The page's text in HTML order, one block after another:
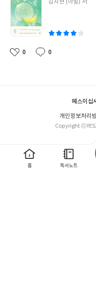
력이다. 책을 덮고 나면 마음속에 묘한 진동이 남는다. 불편함과 사
랑스러움, 현실과 환상이 뒤
말로 아밀의 작품을 특별하
새로운 공기 속에서 문학을
글
김지현 (아밀) 저
좋
0
댓
0
작
홈 독서노트
예스이십
개인정보처리
Copyright